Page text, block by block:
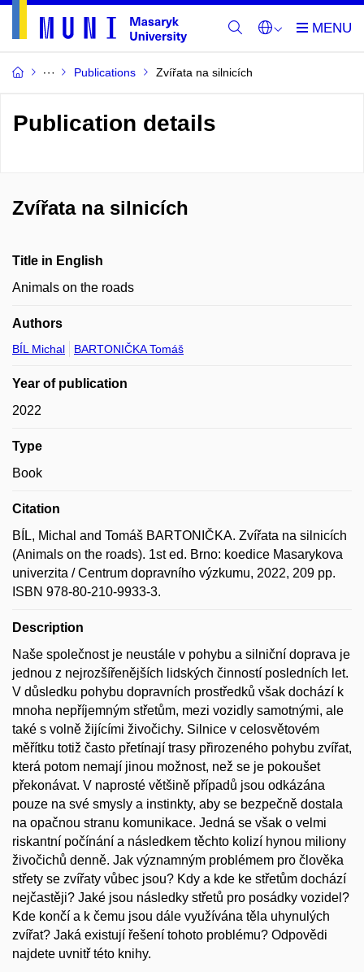
Publications Zvířata na silnicích
Publication details
Zvířata na silnicích
Title in English
Animals on the roads
Authors
BÍL Michal BARTONIČKA Tomáš
Year of publication
2022
Type
Book
Citation
BÍL, Michal and Tomáš BARTONIČKA. Zvířata na silnicích
(Animals on the roads). 1st ed. Brno: koedice Masarykova
univerzita / Centrum dopravního výzkumu, 2022, 209 pp.
ISBN 978-80-210-9933-3.
Description
Naše společnost je neustále v pohybu a silniční doprava je
jednou z nejrozšířenějších lidských činností posledních let.
V důsledku pohybu dopravních prostředků však dochází k
mnoha nepříjemným střetům, mezi vozidly samotnými, ale
také s volně žijícími živočichy. Silnice v celosvětovém
měřítku totiž často přetínají trasy přirozeného pohybu zvířat,
která potom nemají jinou možnost, než se je pokoušet
překonávat. V naprosté většině případů jsou odkázána
pouze na své smysly a instinkty, aby se bezpečně dostala
na opačnou stranu komunikace. Jedná se však o velmi
riskantní počínání a následkem těchto kolizí hynou miliony
živočichů denně. Jak významným problémem pro člověka
střety se zvířaty vůbec jsou? Kdy a kde ke střetům dochází
nejčastěji? Jaké jsou následky střetů pro posádky vozidel?
Kde končí a k čemu jsou dále využívána těla uhynulých
zvířat? Jaká existují řešení tohoto problému? Odpovědi
najdete uvnitř této knihy.